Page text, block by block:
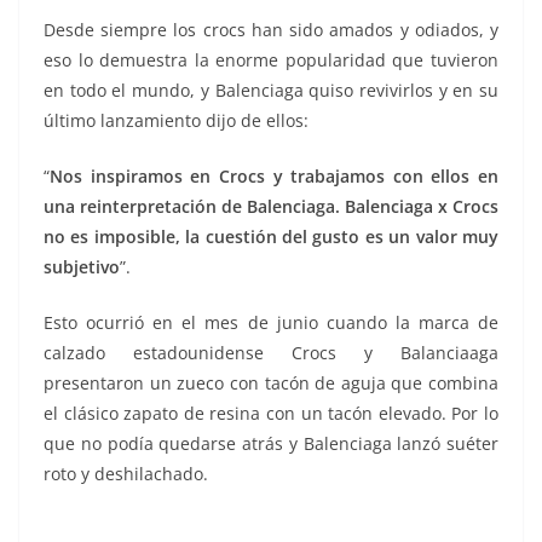
Desde siempre los crocs han sido amados y odiados, y
eso lo demuestra la enorme popularidad que tuvieron
en todo el mundo, y Balenciaga quiso revivirlos y en su
último lanzamiento dijo de ellos:
“Nos inspiramos en Crocs y trabajamos con ellos en
una reinterpretación de Balenciaga. Balenciaga x Crocs
no es imposible, la cuestión del gusto es un valor muy
subjetivo”.
Esto ocurrió en el mes de junio cuando la marca de
calzado estadounidense Crocs y Balanciaaga
presentaron un zueco con tacón de aguja que combina
el clásico zapato de resina con un tacón elevado. Por lo
que no podía quedarse atrás y Balenciaga lanzó suéter
roto y deshilachado.